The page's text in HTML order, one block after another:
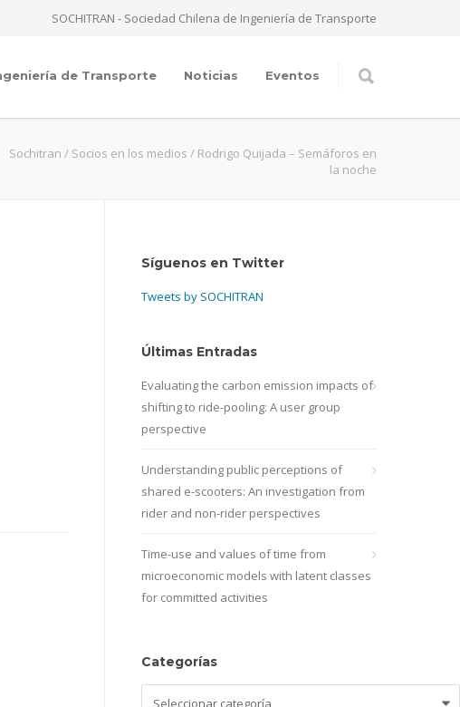
SOCHITRAN - Sociedad Chilena de Ingeniería de Transporte
de Transporte Noticias Eventos
Sochitran / Socios en los medios / Rodrigo Quijada – Semáforos en
la noche
Síguenos en Twitter
Tweets by SOCHITRAN
Últimas Entradas
Evaluating the carbon emission impacts of
shifting to ride-pooling: A user group
perspective
Understanding public perceptions of
shared e-scooters: An investigation from
rider and non-rider perspectives
Time-use and values of time from
microeconomic models with latent classes
for committed activities
Categorías